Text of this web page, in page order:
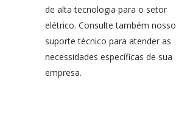
de alta tecnologia para o setor
elétrico. Consulte também nosso
suporte técnico para atender as
necessidades específicas de sua
empresa.